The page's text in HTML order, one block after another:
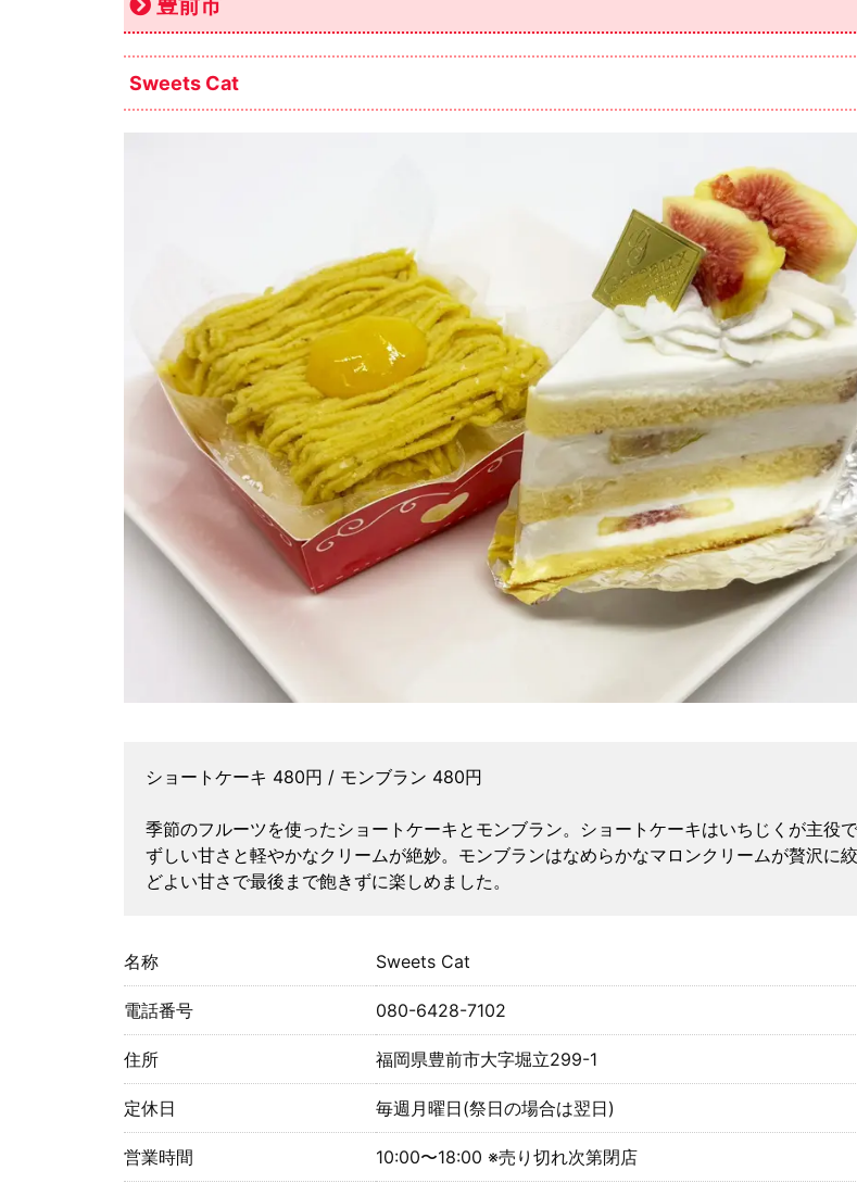
Sweets Cat
ショートケーキ 480円 / モンブラン 480円
季節のフルーツを使ったショートケーキとモンブラン。ショートケーキはいちじくが主役
ずしい甘さと軽やかなクリームが絶妙。モンブランはなめらかなマロンクリームが贅沢に
どよい甘さで最後まで飽きずに楽しめました。
名称 Sweets Cat
電話番号 080-6428-7102
住所 福岡県豊前市大字堀立299-1
定休日 毎週月曜日(祭日の場合は翌日)
営業時間 10:00〜18:00 ※売り切れ次第閉店